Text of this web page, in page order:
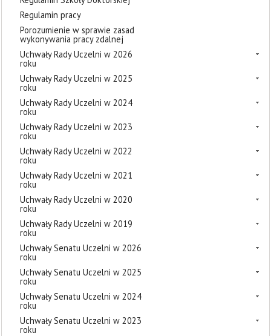
Regulamin pracy
Porozumienie w sprawie zasad
wykonywania pracy zdalnej
Uchwały Rady Uczelni w 2026
roku
Uchwały Rady Uczelni w 2025
roku
Uchwały Rady Uczelni w 2024
roku
Uchwały Rady Uczelni w 2023
roku
Uchwały Rady Uczelni w 2022
roku
Uchwały Rady Uczelni w 2021
roku
Uchwały Rady Uczelni w 2020
roku
Uchwały Rady Uczelni w 2019
roku
Uchwały Senatu Uczelni w 2026
roku
Uchwały Senatu Uczelni w 2025
roku
Uchwały Senatu Uczelni w 2024
roku
Uchwały Senatu Uczelni w 2023
roku